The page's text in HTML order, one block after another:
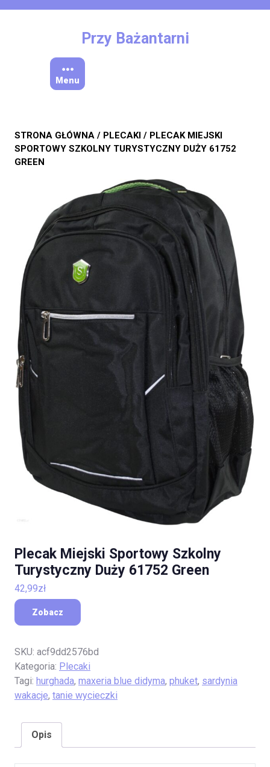
Przy Bażantarni
Menu
STRONA GŁÓWNA / PLECAKI / PLECAK MIEJSKI
SPORTOWY SZKOLNY TURYSTYCZNY DUŻY 61752
GREEN
Plecak Miejski Sportowy Szkolny
Turystyczny Duży 61752 Green
42,99zł
Zobacz
SKU: acf9dd2576bd
Kategoria: Plecaki
Tagi: hurghada, maxeria blue didyma, phuket, sardynia
wakacje, tanie wycieczki
Opis